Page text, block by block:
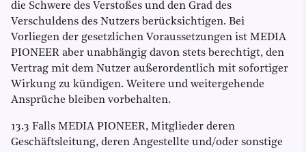
die Schwere des Verstoßes und den Grad des
Verschuldens des Nutzers berücksichtigen. Bei
Vorliegen der gesetzlichen Voraussetzungen ist MEDIA
PIONEER aber unabhängig davon stets berechtigt, den
Vertrag mit dem Nutzer außerordentlich mit sofortiger
Wirkung zu kündigen. Weitere und weitergehende
Ansprüche bleiben vorbehalten.
13.3 Falls MEDIA PIONEER, Mitglieder deren
Geschäftsleitung, deren Angestellte und/oder sonstige